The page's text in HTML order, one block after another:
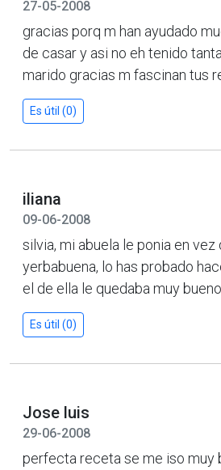
27-05-2008
gracias porq m han ayudado
de casar y asi no eh tenido
marido gracias m fascinan tus
Es útil (0)
iliana
09-06-2008
silvia, mi abuela le ponia en vez
yerbabuena, lo has probado
el de ella le quedaba muy bueno.
Es útil (0)
Jose luis
29-06-2008
perfecta receta se me iso muy